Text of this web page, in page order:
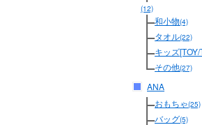
(12)
和小物(4)
タオル(22)
キッズ
その他(27)
ANA
おもちゃ(25)
バッグ(5)